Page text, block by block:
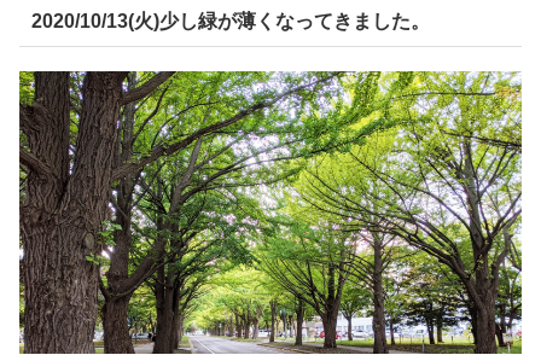
2020/10/13(火)少し緑が薄くなってきました。